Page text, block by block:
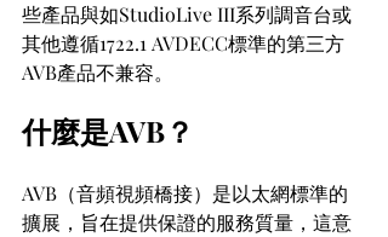
些產品與如StudioLive III系列調音台或
其他遵循1722.1 AVDECC標準的第三方
AVB產品不兼容。
什麼是AVB？
AVB（音頻視頻橋接）是以太網標準的
擴展，旨在提供保證的服務質量，這意